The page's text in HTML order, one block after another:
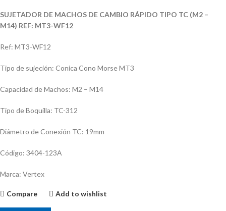
SUJETADOR DE MACHOS DE CAMBIO RÁPIDO TIPO TC (M2 –
M14) REF: MT3-WF12
Ref: MT3-WF12
Tipo de sujeción: Conica Cono Morse MT3
Capacidad de Machos: M2 – M14
Tipo de Boquilla: TC-312
Diámetro de Conexión TC: 19mm
Código: 3404-123A
Marca: Vertex
Compare Add to wishlist